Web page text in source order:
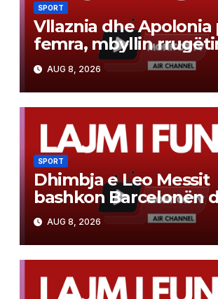
SPORT
Vllaznia dhe Apolonia
femra, mbyllin
tyre në Europë
AUG 8, 2026
SPORT
Dhimbja e Leo Messit
bashkon Barcelonën
Real Madrid
AUG 8, 2026